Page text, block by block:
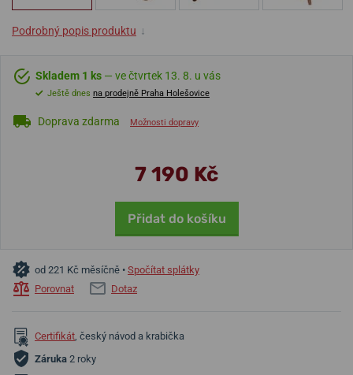
Podrobný popis produktu ↓
Skladem 1 ks — ve čtvrtek 13. 8. u vás
Ještě dnes na prodejně Praha Holešovice
Doprava zdarma Možnosti dopravy
7 190 Kč
Přidat do košíku
od 221 Kč měsíčně • Spočítat splátky
Porovnat
Dotaz
Certifikát, český návod a krabička
Záruka 2 roky